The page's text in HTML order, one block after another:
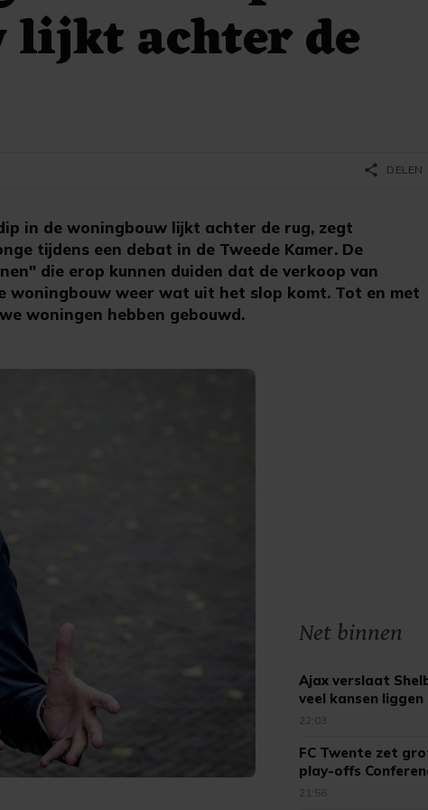
lijkt achter de
in de woningbouw lijkt achter de rug, zegt
tijdens een debat in de Tweede Kamer. De
die erop kunnen duiden dat de verkoop van
woningbouw weer wat uit het slop komt. Tot en met
woningen hebben gebouwd.
share DELEN
Net binnen
Ajax verslaat
veel kansen liggen
22:03
FC Twente zet
play-offs
21:56